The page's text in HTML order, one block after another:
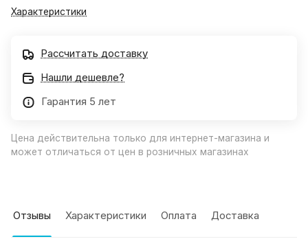
Характеристики
Рассчитать доставку
Нашли дешевле?
Гарантия 5 лет
Цена действительна только для интернет-магазина и
может отличаться от цен в розничных магазинах
Отзывы Характеристики Оплата Доставка